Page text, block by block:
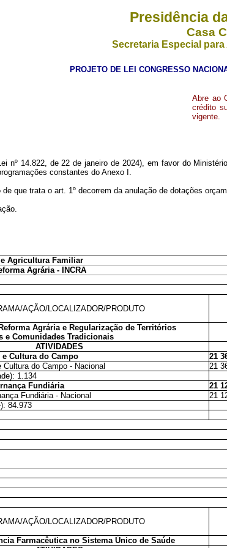
Presidência
Casa
Secretaria Especial
PROJETO DE LEI CONGRESSO
Abre ao
crédito
vigente.
nº 14.822, de 22 de janeiro de 2024), em favor do
constantes do Anexo I.
que trata o art. 1º decorrem da anulação de dotações
Agricultura Familiar
Agrária - INCRA
AÇÃO/LOCALIZADOR/PRODUTO
Agrária e Regularização de Territórios
e Comunidades Tradicionais
ATIVIDADES
Cultura do Campo 21
do Campo - Nacional 21
1.134
Fundiária 21
Fundiária - Nacional 21
84.973
AÇÃO/LOCALIZADOR/PRODUTO
Farmacêutica no Sistema Único de Saúde